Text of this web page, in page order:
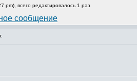
pm), всего редактировалось 1 раз